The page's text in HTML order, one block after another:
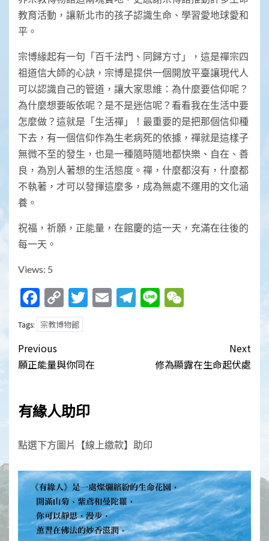
教育活動，讓新北市的孩子認識生命、學習愛地球愛和
平。
宗博緣起有一句「百千法門、同歸方寸」，這是禪宗四
祖道信大師的心訣，宗博是提供一個開放平臺讓現代人
可以認識自己的管道，讓大家思維：為什麼要信仰呢？
為什麼想要皈依呢？是不是迷信呢？看看我在生活中要
怎麼做？這就是「生活禪」！最重要的是把那個信仰種
下去，有一個信仰作為生老病死的依據，禪就是這樣子
無微不至的發生，也是一種隨時隨地都快樂、自在、善
良，為別人著想的生活態度。禪，什麼都沒有，什麼都
不執著，才可以發揮這麼多，成為無處不運用的文化涵
養。
祝福，祈願，正能量，在館慶的這一天，充滿在往後的
每一天。
Views: 5
Facebook
Copy
Link
Twitter
EmailTelegram
Line
Tags: 宗教博物館
Post
navigation
Previous
願正能量與你同在
Next
修為顯露在生命起伏處
有緣人助印
點選下方圖片【線上繳款】助印